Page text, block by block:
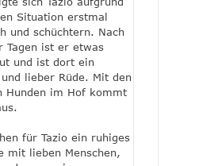
Situation erstmal
und schüchtern. Nach
Tagen ist er etwas
und ist dort ein
lieber Rüde. Mit den
Hunden im Hof kommt
für Tazio ein ruhiges
mit lieben Menschen,